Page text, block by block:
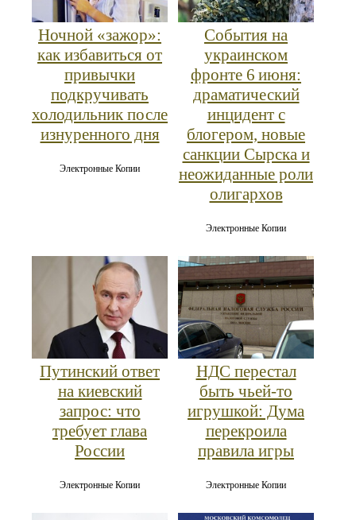
Ночной «зажор»:
как избавиться от
привычки
подкручивать
холодильник после
изнуренного дня
Электронные Копии
События на
украинском
фронте 6 июня:
драматический
инцидент с
блогером, новые
санкции Сырска и
неожиданные роли
олигархов
Электронные Копии
Путинский ответ
на киевский
запрос: что
требует глава
России
Электронные Копии
НДС перестал
быть чьей-то
игрушкой: Дума
перекроила
правила игры
Электронные Копии